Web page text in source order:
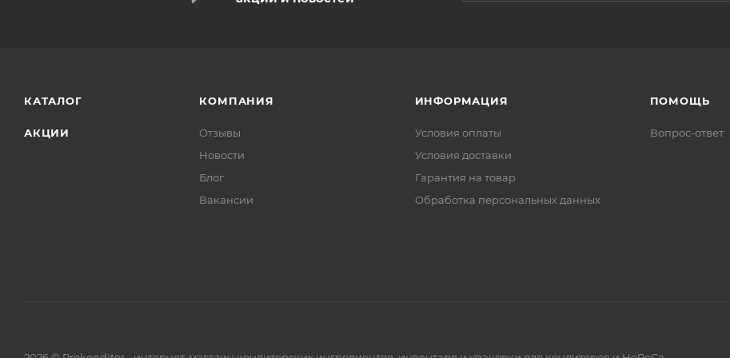
КАТАЛОГ
АКЦИИ
КОМПАНИЯ
Отзывы
Новости
Блог
Вакансии
ИНФОРМАЦИЯ
Условия оплаты
Условия доставки
Гарантия на товар
Обработка персональных данных
ПОМОЩЬ
Вопрос-ответ